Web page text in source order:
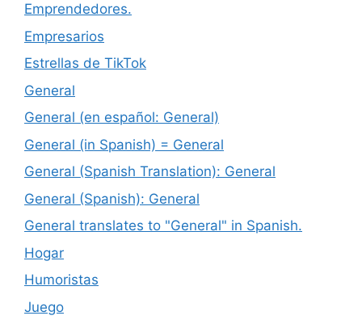
Emprendedores.
Empresarios
Estrellas de TikTok
General
General (en español: General)
General (in Spanish) = General
General (Spanish Translation): General
General (Spanish): General
General translates to "General" in Spanish.
Hogar
Humoristas
Juego